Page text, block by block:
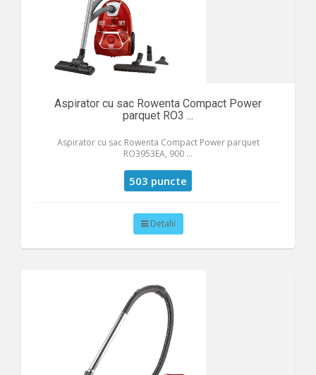
Aspirator cu sac Rowenta Compact Power
parquet RO3 ...
Aspirator cu sac Rowenta Compact Power parquet
RO3953EA, 900 ...
503 puncte
Detalii